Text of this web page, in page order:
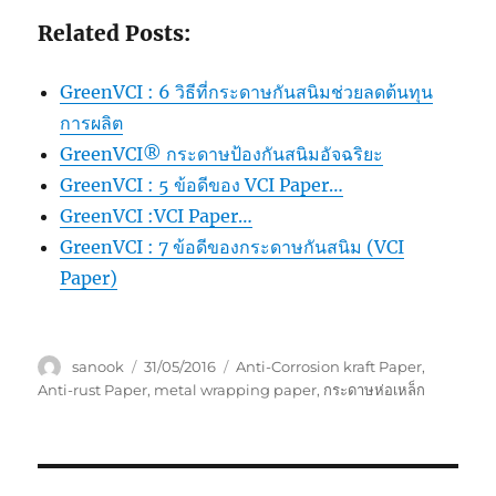
Related Posts:
GreenVCI : 6 วิธีที่กระดาษกันสนิมช่วยลดต้นทุน
การผลิต
GreenVCI® กระดาษป้องกันสนิมอัจฉริยะ
GreenVCI : 5 ข้อดีของ VCI Paper…
GreenVCI :VCI Paper…
GreenVCI : 7 ข้อดีของกระดาษกันสนิม (VCI
Paper)
Author
sanook
Posted
on
31/05/2016 Tags
Anti-Corrosion kraft Paper,
Anti-rust Paper, metal wrapping paper, กระดาษห่อเหล็ก